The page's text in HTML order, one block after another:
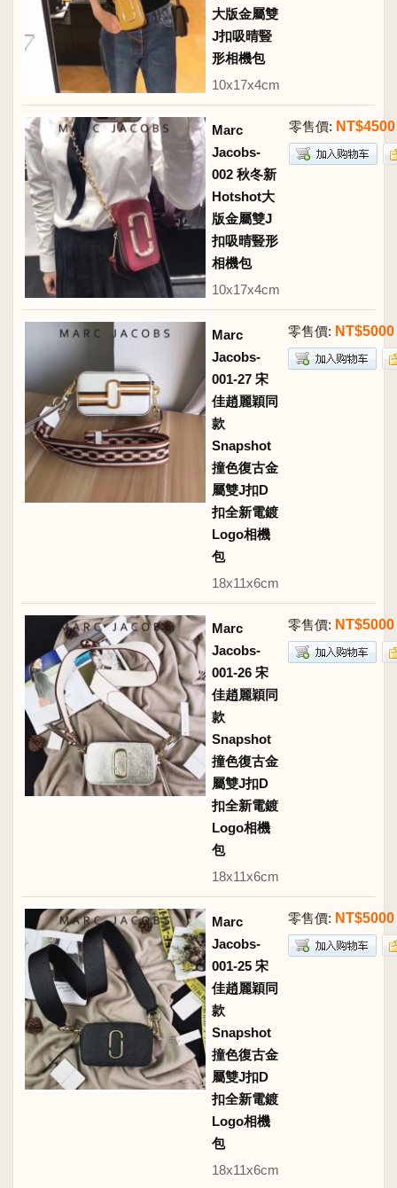
大版金屬雙
J扣吸晴豎
形相機包
10x17x4cm
Marc
Jacobs-
002 秋冬新
Hotshot大
版金屬雙J
扣吸晴豎形
相機包
10x17x4cm
零售價: NT$4500
Marc
Jacobs-
001-27 宋
佳趙麗穎同
款
Snapshot
撞色復古金
屬雙J扣D
扣全新電鍍
Logo相機
包
18x11x6cm
零售價: NT$5000
Marc
Jacobs-
001-26 宋
佳趙麗穎同
款
Snapshot
撞色復古金
屬雙J扣D
扣全新電鍍
Logo相機
包
18x11x6cm
零售價: NT$5000
Marc
Jacobs-
001-25 宋
佳趙麗穎同
款
Snapshot
撞色復古金
屬雙J扣D
扣全新電鍍
Logo相機
包
18x11x6cm
零售價: NT$5000